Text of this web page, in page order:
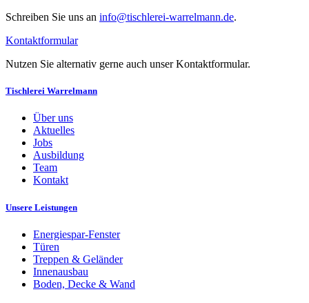
Schreiben Sie uns an info@tischlerei-warrelmann.de.
Kontaktformular
Nutzen Sie alternativ gerne auch unser Kontaktformular.
Tischlerei Warrelmann
Über uns
Aktuelles
Jobs
Ausbildung
Team
Kontakt
Unsere Leistungen
Energiespar-Fenster
Türen
Treppen & Geländer
Innenausbau
Boden, Decke & Wand